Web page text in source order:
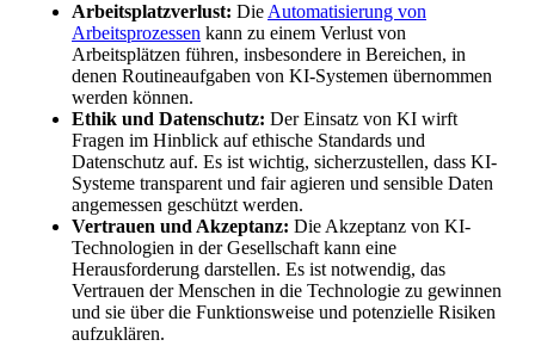
Arbeitsplatzverlust: Die Automatisierung von
Arbeitsprozessen kann zu einem Verlust von
Arbeitsplätzen führen, insbesondere in Bereichen, in
denen Routineaufgaben von KI-Systemen übernommen
werden können.
Ethik und Datenschutz: Der Einsatz von KI wirft
Fragen im Hinblick auf ethische Standards und
Datenschutz auf. Es ist wichtig, sicherzustellen, dass KI-
Systeme transparent und fair agieren und sensible Daten
angemessen geschützt werden.
Vertrauen und Akzeptanz: Die Akzeptanz von KI-
Technologien in der Gesellschaft kann eine
Herausforderung darstellen. Es ist notwendig, das
Vertrauen der Menschen in die Technologie zu gewinnen
und sie über die Funktionsweise und potenzielle Risiken
aufzuklären.